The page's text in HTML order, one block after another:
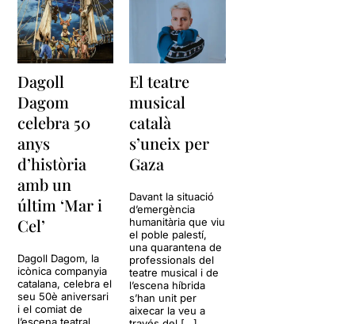
Dagoll
Dagom
celebra 50
anys
d’història
amb un
últim ‘Mar i
Cel’
Dagoll Dagom, la
icònica companyia
catalana, celebra el
seu 50è aniversari
i el comiat de
El teatre
musical
català
s’uneix per
Gaza
Davant la situació
d’emergència
humanitària que viu
el poble palestí,
una quarantena de
professionals del
teatre musical i de
l’escena híbrida
s’han unit per
aixecar la veu a